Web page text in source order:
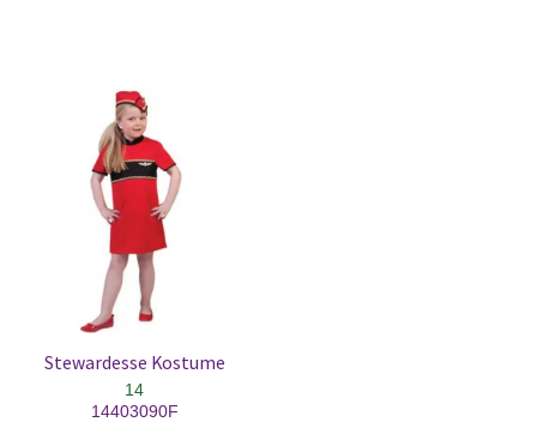
Stewardesse Kostume
14
14403090F